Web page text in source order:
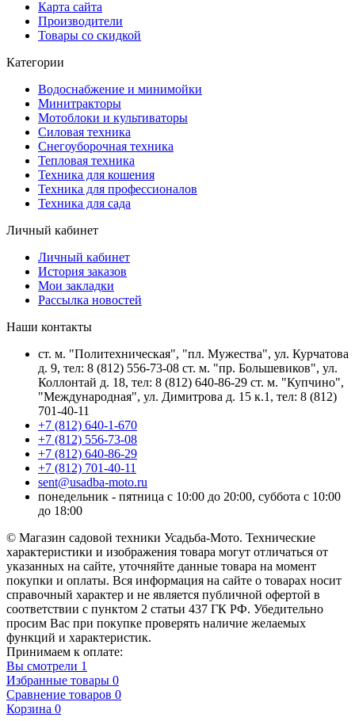
Карта сайта
Производители
Товары со скидкой
Категории
Водоснабжение и минимойки
Минитракторы
Мотоблоки и культиваторы
Силовая техника
Снегоуборочная техника
Тепловая техника
Техника для кошения
Техника для профессионалов
Техника для сада
Личный кабинет
Личный кабинет
История заказов
Мои закладки
Рассылка новостей
Наши контакты
ст. м. "Политехническая", "пл. Мужества", ул. Курчатова
д. 9, тел: 8 (812) 556-73-08 ст. м. "пр. Большевиков", ул.
Коллонтай д. 18, тел: 8 (812) 640-86-29 ст. м. "Купчино",
"Международная", ул. Димитрова д. 15 к.1, тел: 8 (812)
701-40-11
+7 (812) 640-1-670
+7 (812) 556-73-08
+7 (812) 640-86-29
+7 (812) 701-40-11
sent@usadba-moto.ru
понедельник - пятница с 10:00 до 20:00, суббота с 10:00
до 18:00
© Магазин садовой техники Усадьба-Мото. Технические
характеристики и изображения товара могут отличаться от
указанных на сайте, уточняйте данные товара на момент
покупки и оплаты. Вся информация на сайте о товарах носит
справочный характер и не является публичной офертой в
соответствии с пунктом 2 статьи 437 ГК РФ. Убедительно
просим Вас при покупке проверять наличие желаемых
функций и характеристик.
Принимаем к оплате:
Вы смотрели 1
Избранные товары 0
Сравнение товаров 0
Корзина 0